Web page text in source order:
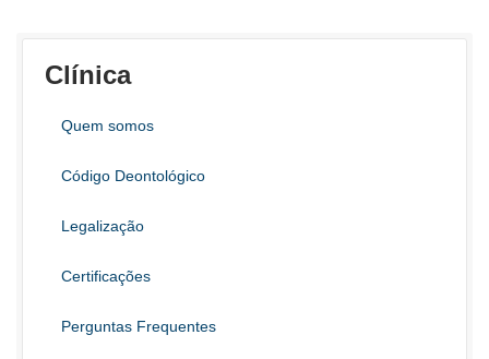
Clínica
Quem somos
Código Deontológico
Legalização
Certificações
Perguntas Frequentes